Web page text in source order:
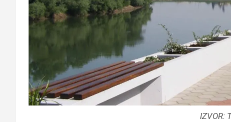
IZVOR: